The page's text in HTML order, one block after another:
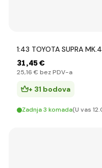
1:43 TOYOTA SUPRA
31,45 €
25,16 € bez PDV-a
+ 31 bodova
Zadnja 3 komada(U vas